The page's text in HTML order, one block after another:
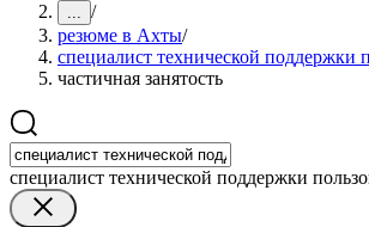
... /
резюме в Ахты/
специалист технической поддержки
частичная занятость
специалист технической поддержки